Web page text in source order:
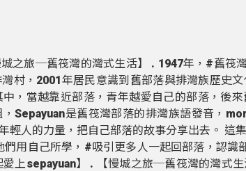
之旅─舊筏灣的灣式生活】 . 1947年，#舊筏
村，2001年居民意識到舊部落與排灣族歷史文
，當越靠近部落，青年越愛自己的部落，後
Sepayuan是舊筏灣部落的排灣族語發音，
輕人的力量，把自己部落的故事分享出去。 這
用自己所學，#吸引更多人一起回部落，認識
sepayuan】 . 【慢城之旅─舊筏灣的灣式生